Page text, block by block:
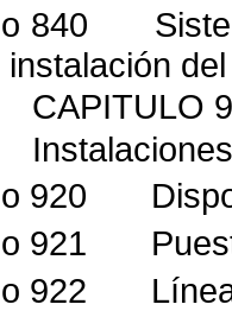
840
instalación
CAPITULO 9
920
921
922